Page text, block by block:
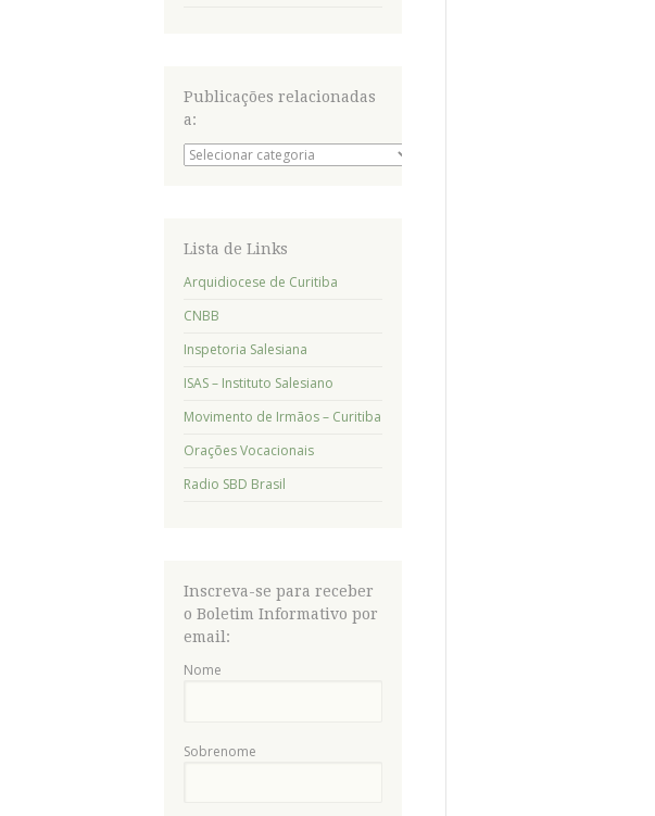
Publicações relacionadas
a:
Publicações
relacionadas
Lista de Links
Arquidiocese de Curitiba
CNBB
Inspetoria Salesiana
ISAS – Instituto Salesiano
Movimento de Irmãos – Curitiba
Orações Vocacionais
Radio SBD Brasil
Inscreva-se para receber
o Boletim Informativo por
email:
Nome
Sobrenome